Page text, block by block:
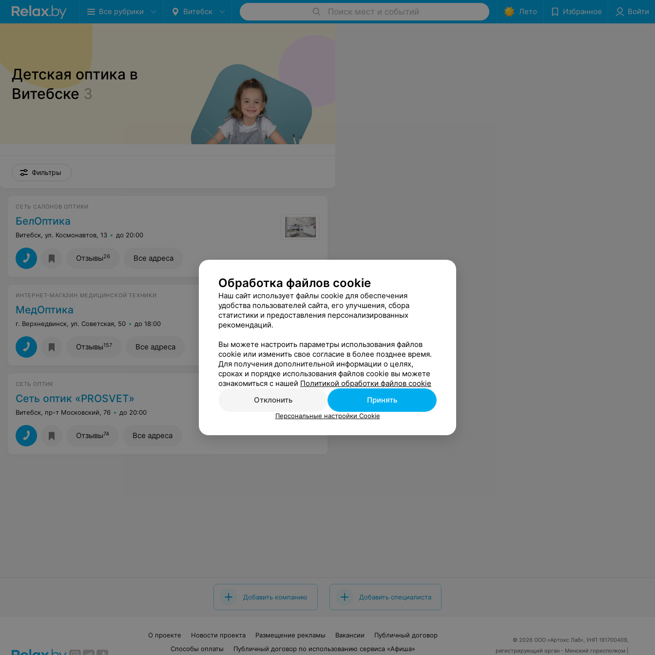
Все рубрики Витебск Поиск мест и событий Лето Избранное Войти
Детская оптика в
Витебске 3
Фильтры
СЕТЬ САЛОНОВ ОПТИКИ
БелОптика
Витебск, ул. Космонавтов, 13 до 20:00
Отзывы26 Все адреса
ИНТЕРНЕТ-МАГАЗИН МЕДИЦИНСКОЙ ТЕХНИКИ
МедОптика
г. Верхнедвинск, ул. Советская, 50 до 18:00
Отзывы157 Все адреса
СЕТЬ ОПТИК
Сеть оптик «PROSVET»
Витебск, пр-т Московский, 76 до 20:00
Отзывы74 Все адреса
Добавить компанию Добавить специалиста
О проекте Новости проекта Размещение рекламы Вакансии
Публичный договор
Способы оплаты
Публичный договор по использованию сервиса «Афиша»
© 2026 ООО «Артокс Лаб», УНП 191700409,
регистрирующий орган - Минский горисполком
Обработка файлов cookie
Наш сайт использует файлы cookie для обеспечения
удобства пользователей сайта, его улучшения, сбора
статистики и предоставления персонализированных
рекомендаций.
Вы можете настроить параметры использования файлов
cookie или изменить свое согласие в более позднее время.
Для получения дополнительной информации о целях,
сроках и порядке использования файлов cookie вы можете
ознакомиться с нашей Политикой обработки файлов cookie
Отклонить
Принять
Персональные настройки Cookie